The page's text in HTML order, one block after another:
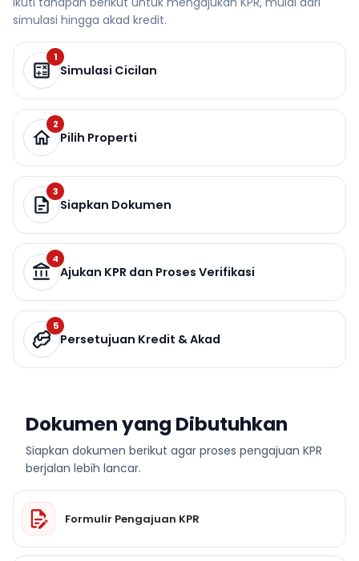
simulasi hingga akad kredit.
1
Simulasi Cicilan
2
Pilih Properti
3
Siapkan Dokumen
4
Ajukan KPR dan Proses Verifikasi
5
Persetujuan Kredit & Akad
Dokumen yang Dibutuhkan
Siapkan dokumen berikut agar proses pengajuan KPR
berjalan lebih lancar.
Formulir Pengajuan KPR